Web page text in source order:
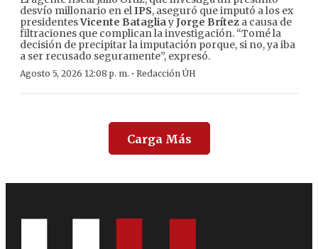
desvío millonario en elIPS, aseguró que imputó a los ex
presidentesVicente BatagliayJorge Brítez a causa de
filtraciones que complican la investigación. “Tomé la
decisión de precipitar la imputación porque, si no, ya iba
a ser recusado seguramente”, expresó.
Agosto 5, 2026 12:08 p. m. · Redacción ÚH
Carga Más